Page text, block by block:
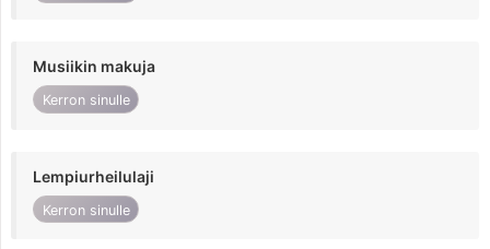
Musiikin makuja
Kerron sinulle
Lempiurheilulaji
Kerron sinulle